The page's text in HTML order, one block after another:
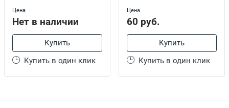
Цена
Нет в наличии
Купить
Купить в один клик
Цена
60 руб.
Купить
Купить в один клик